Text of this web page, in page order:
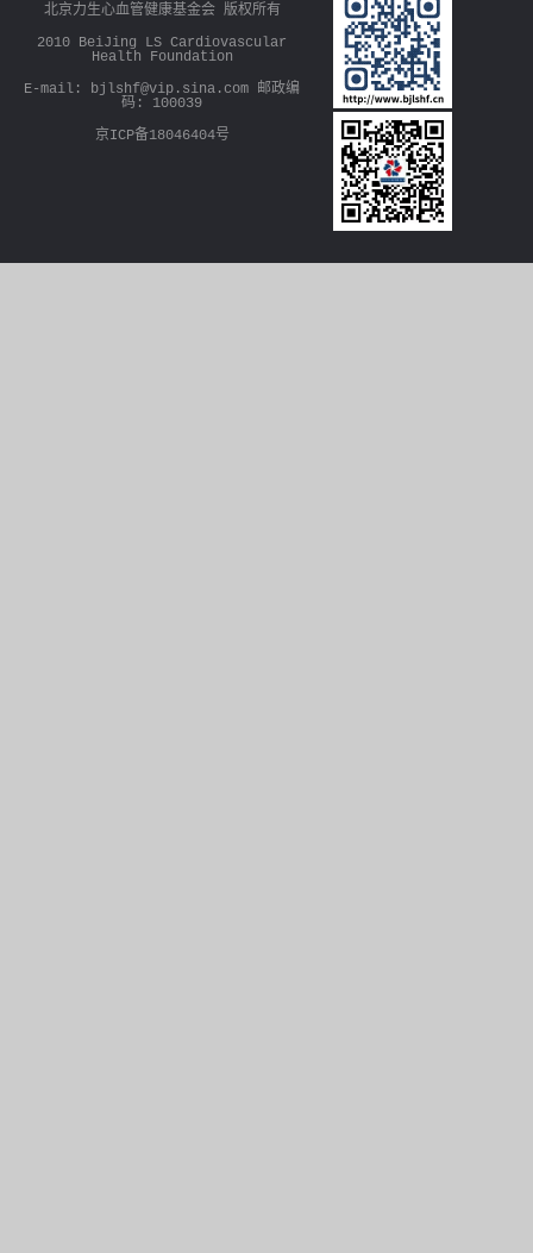
北京力生心血管健康基金会 版权所有
2010 BeiJing LS Cardiovascular
Health Foundation
E-mail: bjlshf@vip.sina.com 邮政编
码: 100039
京ICP备18046404号